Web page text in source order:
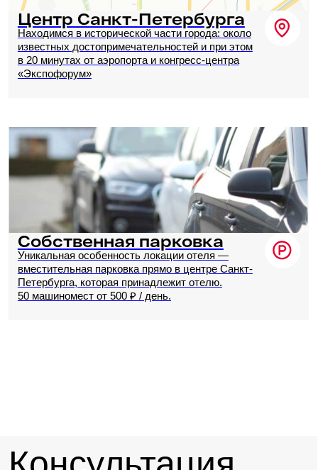
Консультация
Вопрос, задача или описание планируемого
мероприятия
Имя
Как с вами связаться
телефон, мессенджеры, эл. почта